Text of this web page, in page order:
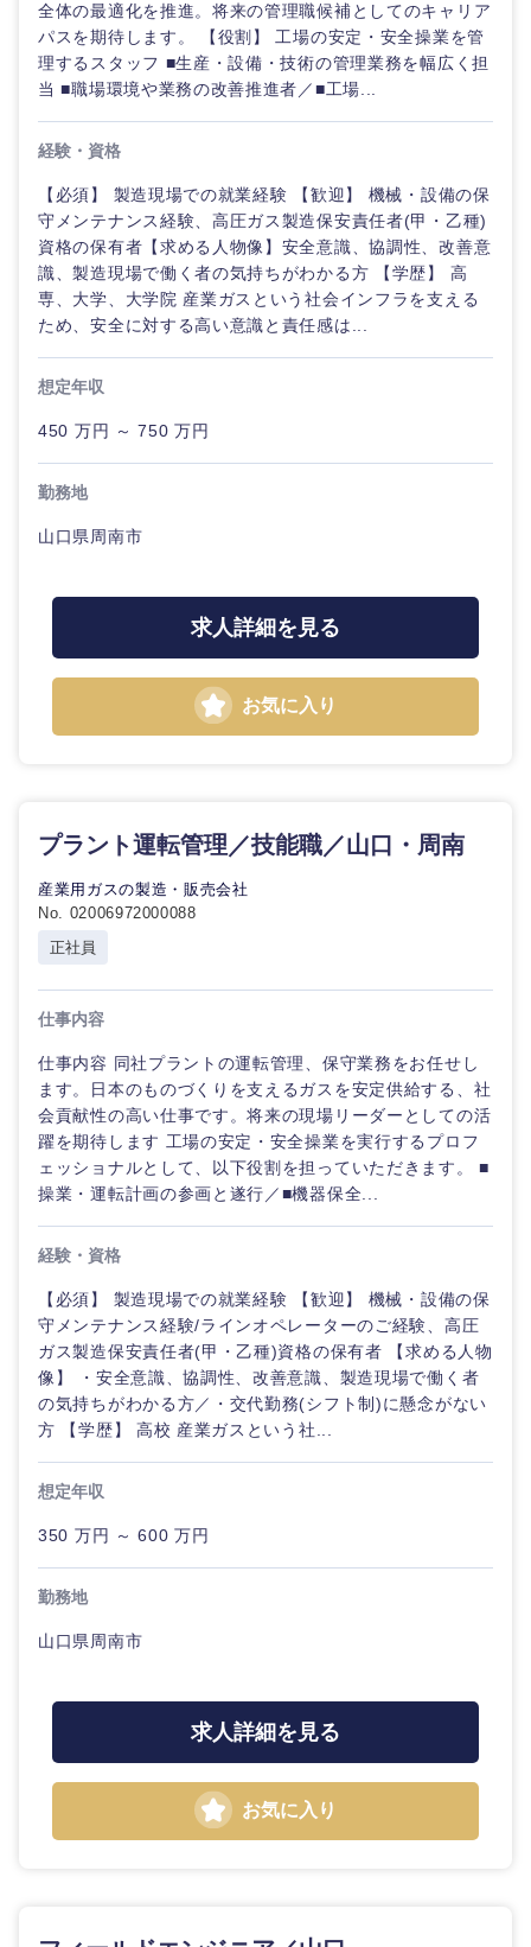
全体の最適化を推進。将来の管理職候補としてのキャリア
パスを期待します。 【役割】 工場の安定・安全操業を管
理するスタッフ ■生産・設備・技術の管理業務を幅広く担
当 ■職場環境や業務の改善推進者／■工場...
経験・資格
【必須】 製造現場での就業経験 【歓迎】 機械・設備の保
守メンテナンス経験、高圧ガス製造保安責任者(甲・乙種)
資格の保有者【求める人物像】安全意識、協調性、改善意
識、製造現場で働く者の気持ちがわかる方 【学歴】 高
専、大学、大学院 産業ガスという社会インフラを支える
ため、安全に対する高い意識と責任感は...
想定年収
450 万円 ～ 750 万円
勤務地
山口県周南市
求人詳細を見る
お気に入り
プラント運転管理／技能職／山口・周南
産業用ガスの製造・販売会社
No. 02006972000088
正社員
仕事内容
仕事内容 同社プラントの運転管理、保守業務をお任せし
ます。日本のものづくりを支えるガスを安定供給する、社
会貢献性の高い仕事です。将来の現場リーダーとしての活
躍を期待します 工場の安定・安全操業を実行するプロフ
ェッショナルとして、以下役割を担っていただきます。 ■
操業・運転計画の参画と遂行／■機器保全...
経験・資格
【必須】 製造現場での就業経験 【歓迎】 機械・設備の保
守メンテナンス経験/ラインオペレーターのご経験、高圧
ガス製造保安責任者(甲・乙種)資格の保有者 【求める人物
像】 ・安全意識、協調性、改善意識、製造現場で働く者
の気持ちがわかる方／・交代勤務(シフト制)に懸念がない
方 【学歴】 高校 産業ガスという社...
想定年収
350 万円 ～ 600 万円
勤務地
山口県周南市
求人詳細を見る
お気に入り